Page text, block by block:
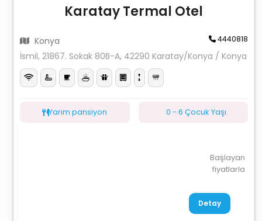
Karatay Termal Otel
Konya 4440818
İsmil, 21867. Sokak 80B-A, 42290 Karatay/Konya / Konya
Yarım pansiyon 0 - 6 Çocuk Yaşı
Başlayan
fiyatlarla
Detay